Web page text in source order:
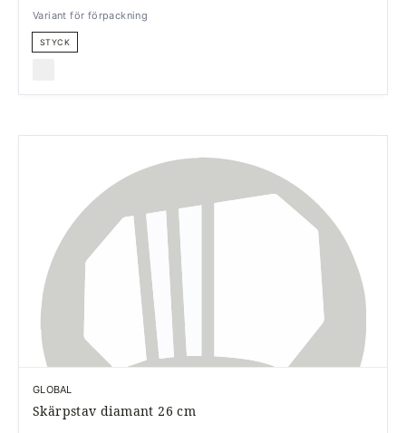
Variant för förpackning
STYCK
GLOBAL
Skärpstav diamant 26 cm